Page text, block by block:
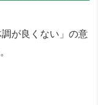
が良くない」の意